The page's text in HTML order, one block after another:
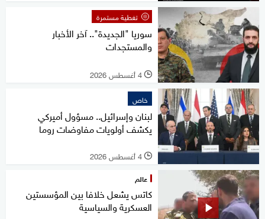
تغطية مستمرة
سوريا "الجديدة".. آخر الأخبار
والمستجدات
l 4 أغسطس 2026
خاص
لبنان وإسرائيل.. مسؤول أميركي
يكشف أولويات مفاوضات روما
l 4 أغسطس 2026
عالم
كاتس يشعل خلافا بين المؤسستين
العسكرية والسياسية